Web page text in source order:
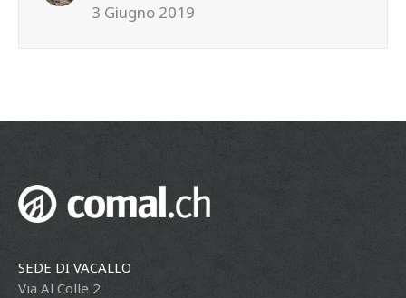
3 Giugno 2019
SEDE DI VACALLO
Via Al Colle 2